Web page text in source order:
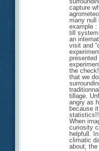
capture
many null
example :
till
an
visit and
presented
the
that we
tillage.
angry as
because
statistics!!
When
curiosity
helpfull.
climatic
about, the